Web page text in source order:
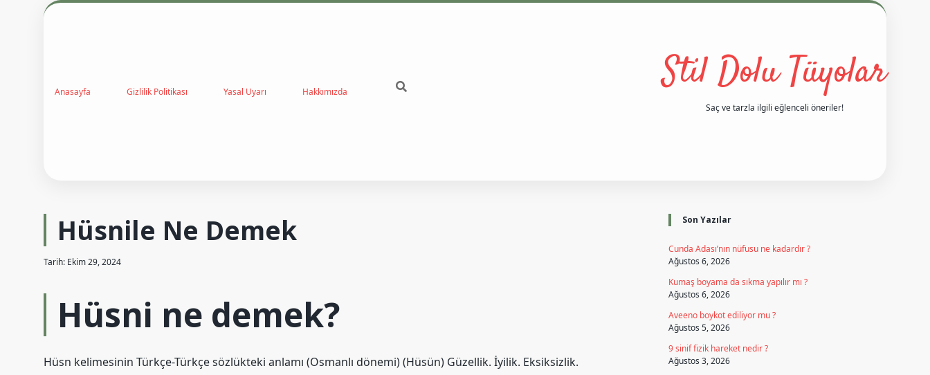
Anasayfa Gizlilik Politikası Yasal Uyarı Hakkımızda Stil Dolu Tüyolar
Saç ve tarzla ilgili eğlenceli öneriler!
Hüsnile Ne Demek
Tarih: Ekim 29, 2024
Hüsni ne demek?
Hüsn kelimesinin Türkçe-Türkçe sözlükteki anlamı (Osmanlı dönemi) (Hüsün) Güzellik. İyilik. Eksiksizlik.
Sidebar
Son Yazılar
Cunda Adası’nın nüfusu ne kadardır ?
Ağustos 6, 2026
Kumaş boyama da sıkma yapılır mı ?
Ağustos 6, 2026
Aveeno boykot ediliyor mu ?
Ağustos 5, 2026
9 sinif fizik hareket nedir ?
Ağustos 3, 2026